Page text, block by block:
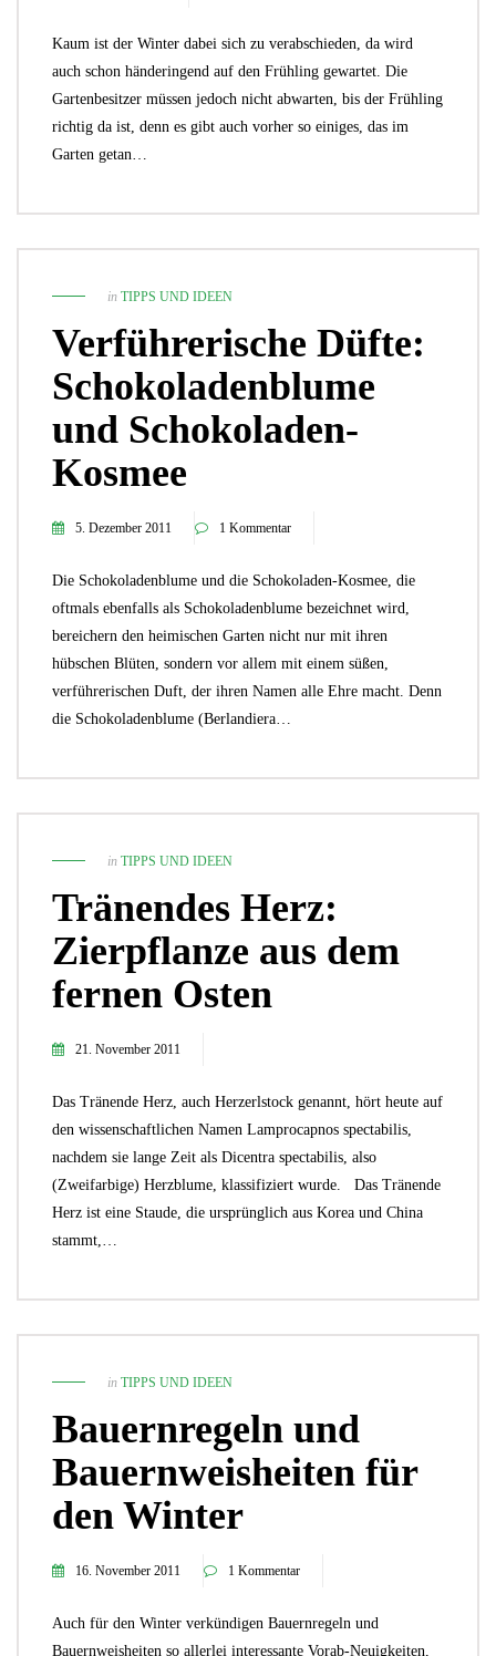
Kaum ist der Winter dabei sich zu verabschieden, da wird
auch schon händeringend auf den Frühling gewartet. Die
Gartenbesitzer müssen jedoch nicht abwarten, bis der Frühling
richtig da ist, denn es gibt auch vorher so einiges, das im
Garten getan…
in TIPPS UND IDEEN
Verführerische Düfte:
Schokoladenblume
und Schokoladen-
Kosmee
5. Dezember 2011 1 Kommentar
Die Schokoladenblume und die Schokoladen-Kosmee, die
oftmals ebenfalls als Schokoladenblume bezeichnet wird,
bereichern den heimischen Garten nicht nur mit ihren
hübschen Blüten, sondern vor allem mit einem süßen,
verführerischen Duft, der ihren Namen alle Ehre macht. Denn
die Schokoladenblume (Berlandiera…
in TIPPS UND IDEEN
Tränendes Herz:
Zierpflanze aus dem
fernen Osten
21. November 2011
Das Tränende Herz, auch Herzerlstock genannt, hört heute auf
den wissenschaftlichen Namen Lamprocapnos spectabilis,
nachdem sie lange Zeit als Dicentra spectabilis, also
(Zweifarbige) Herzblume, klassifiziert wurde. Das Tränende
Herz ist eine Staude, die ursprünglich aus Korea und China
stammt,…
in TIPPS UND IDEEN
Bauernregeln und
Bauernweisheiten für
den Winter
16. November 2011 1 Kommentar
Auch für den Winter verkündigen Bauernregeln und
Bauernweisheiten so allerlei interessante Vorab-Neuigkeiten,